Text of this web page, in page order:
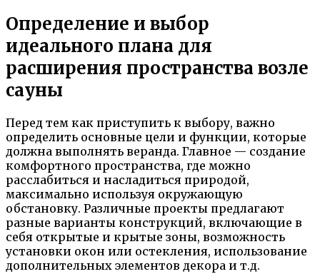
Определение и выбор
идеального плана для
расширения пространства возле
сауны
Перед тем как приступить к выбору, важно
определить основные цели и функции, которые
должна выполнять веранда. Главное — создание
комфортного пространства, где можно
расслабиться и насладиться природой,
максимально используя окружающую
обстановку. Различные проекты предлагают
разные варианты конструкций, включающие в
себя открытые и крытые зоны, возможность
установки окон или остекления, использование
дополнительных элементов декора и т.д.